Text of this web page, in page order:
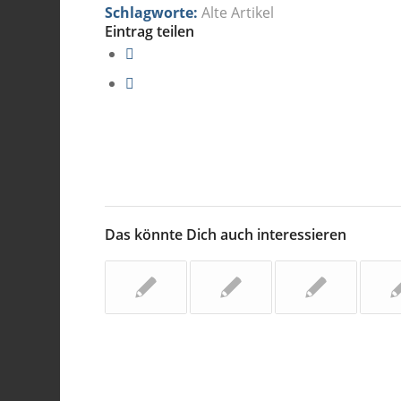
Schlagworte: Alte Artikel
Eintrag teilen
Das könnte Dich auch interessieren